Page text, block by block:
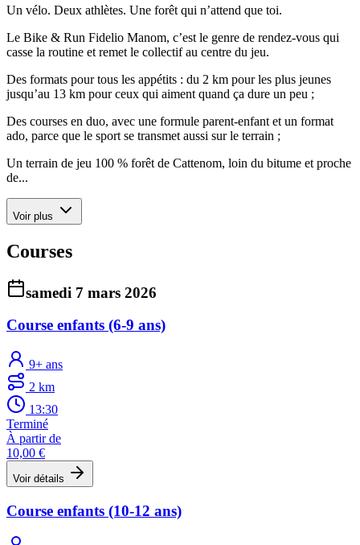
Un vélo. Deux athlètes. Une forêt qui n’attend que toi.
Le Bike & Run Fidelio Manom, c’est le genre de rendez-vous qui
casse la routine et remet le collectif au centre du jeu.
Des formats pour tous les appétits : du 2 km pour les plus jeunes
jusqu’au 13 km pour ceux qui aiment quand ça dure un peu ;
Des courses en duo, avec une formule parent-enfant et un format
ado, parce que le sport se transmet aussi sur le terrain ;
Un terrain de jeu 100 % forêt de Cattenom, loin du bitume et proche
de...
Voir plus
Courses
samedi 7 mars 2026
Course enfants (6-9 ans)
9+ ans
2 km
13:30
Terminé
À partir de
10,00 €
Voir détails
Course enfants (10-12 ans)